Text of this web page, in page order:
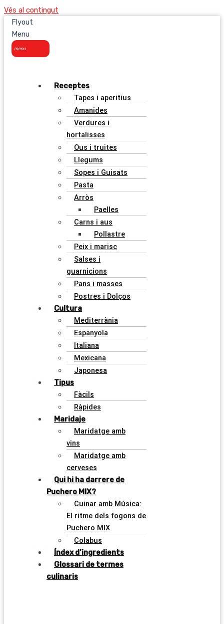
Vés al contingut
Flyout
Menu
Receptes
Tapes i aperitius
Amanides
Verdures i
hortalisses
Ous i truites
Llegums
Sopes i Guisats
Pasta
Arròs
Paelles
Carns i aus
Pollastre
Peix i marisc
Salses i
guarnicions
Pans i masses
Postres i Dolços
Cultura
Mediterrània
Espanyola
Italiana
Mexicana
Japonesa
Tipus
Fàcils
Ràpides
Maridaje
Maridatge amb
vins
Maridatge amb
cerveses
Qui hi ha darrere de
Puchero MIX?
Cuinar amb Música:
El ritme dels fogons de
Puchero MIX
Colabus
Índex d’ingredients
Glossari de termes
culinaris